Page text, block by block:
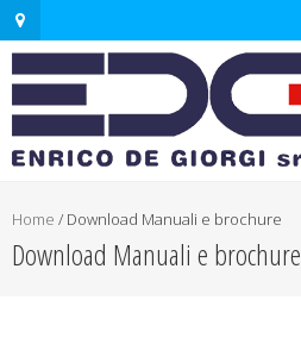
Home / Download Manuali e brochure
Download Manuali e brochure